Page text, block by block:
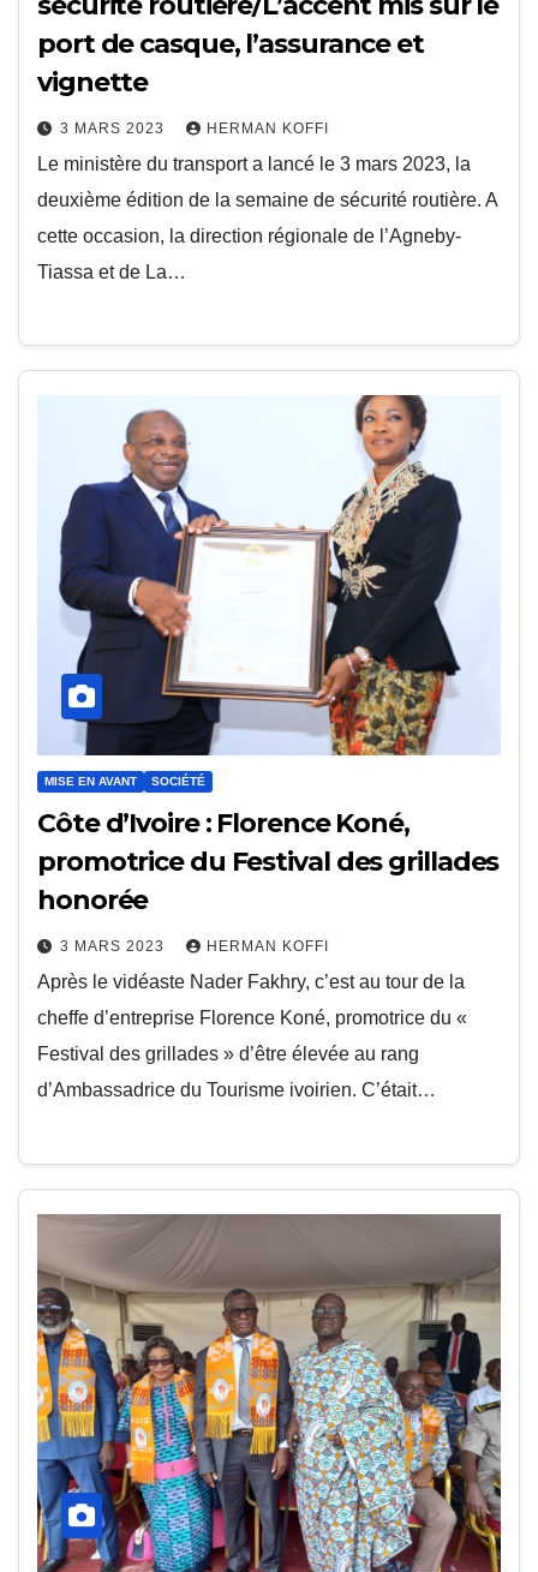
port de casque, l’assurance et
vignette
3 MARS 2023 HERMAN KOFFI
Le ministère du transport a lancé le 3 mars 2023, la
deuxième édition de la semaine de sécurité routière. A
cette occasion, la direction régionale de l’Agneby-
Tiassa et de La…
MISE EN AVANT SOCIÉTÉ
Côte d’Ivoire : Florence Koné,
promotrice du Festival des grillades
honorée
3 MARS 2023 HERMAN KOFFI
Après le vidéaste Nader Fakhry, c’est au tour de la
cheffe d’entreprise Florence Koné, promotrice du «
Festival des grillades » d’être élevée au rang
d’Ambassadrice du Tourisme ivoirien. C’était…